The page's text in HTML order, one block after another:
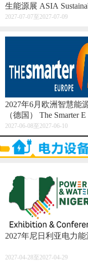
生能源展 ASIA
nergy Week
2027-07-07至2027-07-09
2027年6月欧洲智慧能
（德国） The Smarter
pe 2027
2027-06-08至2027-06-10
2027年尼日利亚电力能
2027-04-28至2027-04-29